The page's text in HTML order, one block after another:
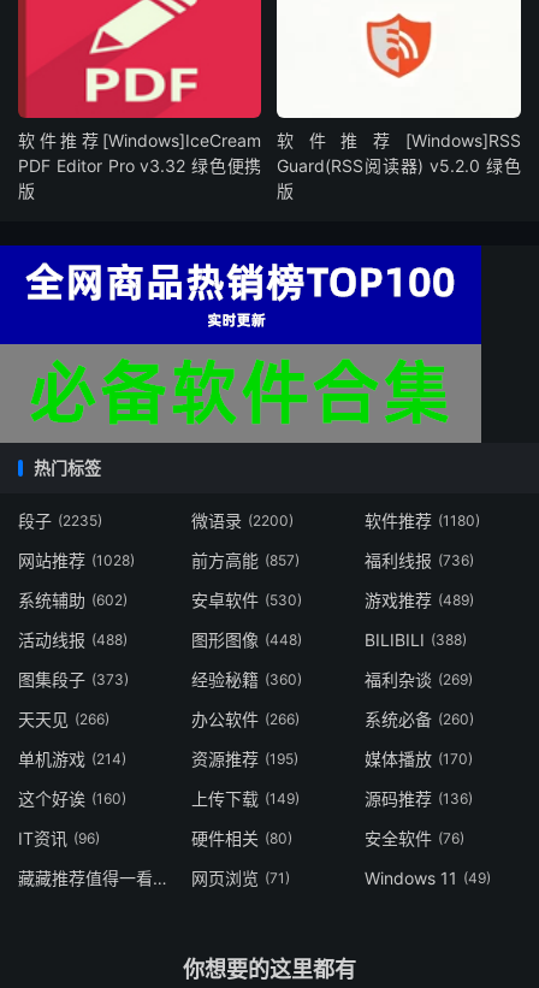
软件推荐[Windows]IceCream
PDF Editor Pro v3.32 绿色便携
版
软件推荐[Windows]RSS
Guard(RSS阅读器) v5.2.0 绿色
版
热门标签
段子 (2235) 微语录 (2200) 软件推荐 (1180)
网站推荐 (1028) 前方高能 (857) 福利线报 (736)
系统辅助 (602) 安卓软件 (530) 游戏推荐 (489)
活动线报 (488) 图形图像 (448) BILIBILI (388)
图集段子 (373) 经验秘籍 (360) 福利杂谈 (269)
天天见 (266) 办公软件 (266) 系统必备 (260)
单机游戏 (214) 资源推荐 (195) 媒体播放 (170)
这个好诶 (160) 上传下载 (149) 源码推荐 (136)
IT资讯 (96) 硬件相关 (80) 安全软件 (76)
藏藏推荐值得一看(73) 网页浏览 (71) Windows 11 (49)
你想要的这里都有